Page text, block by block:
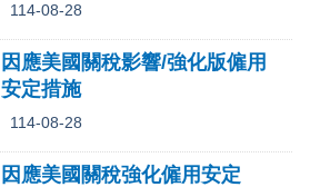
114-08-28
因應美國關稅影響/強化版僱用
安定措施
114-08-28
因應美國關稅強化僱用安定